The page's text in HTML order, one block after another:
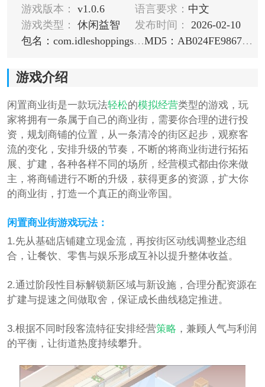
游戏版本：
v1.0.6 语言要求： 中文
游戏类型：
休闲益智 发布时间：
2026-02-10
包名：com.idleshoppingstreet.ljgame
MD5：AB024FE9867ADA67CE89D7EB4DBE65C2
游戏介绍
闲置商业街是一款玩法轻松的模拟经营类型的游戏，玩
家将拥有一条属于自己的商业街，需要你合理的进行投
资，规划商铺的位置，从一条清冷的街区起步，观察客
流的变化，安排升级的节奏，不断的将商业街进行拓拓
展、扩建，各种各样不同的场所，经营模式都由你来做
主，将商铺进行不断的升级，获得更多的资源，扩大你
的商业街，打造一个真正的商业帝国。
闲置商业街游戏玩法：
1.先从基础店铺建立现金流，再按街区动线调整业态组
合，让餐饮、零售与娱乐形成互补以提升整体收益。
2.通过阶段性目标解锁新区域与新设施，合理分配资源在
扩建与提速之间做取舍，保证成长曲线稳定推进。
3.根据不同时段客流特征安排经营策略 ，兼顾人气与利润
的平衡，让街道热度持续攀升。